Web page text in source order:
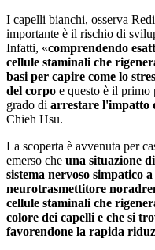
I capelli bianchi, osserva
importante è il rischio di
Infatti, «comprendendo
cellule staminali che
basi per capire come lo
del corpo e questo è il primo
grado di arrestare l'impatto
Chieh Hsu.
La scoperta è avvenuta per
emerso che una situazione
sistema nervoso simpatico
neurotrasmettitore
cellule staminali che
colore dei capelli e che si
favorendone la rapida